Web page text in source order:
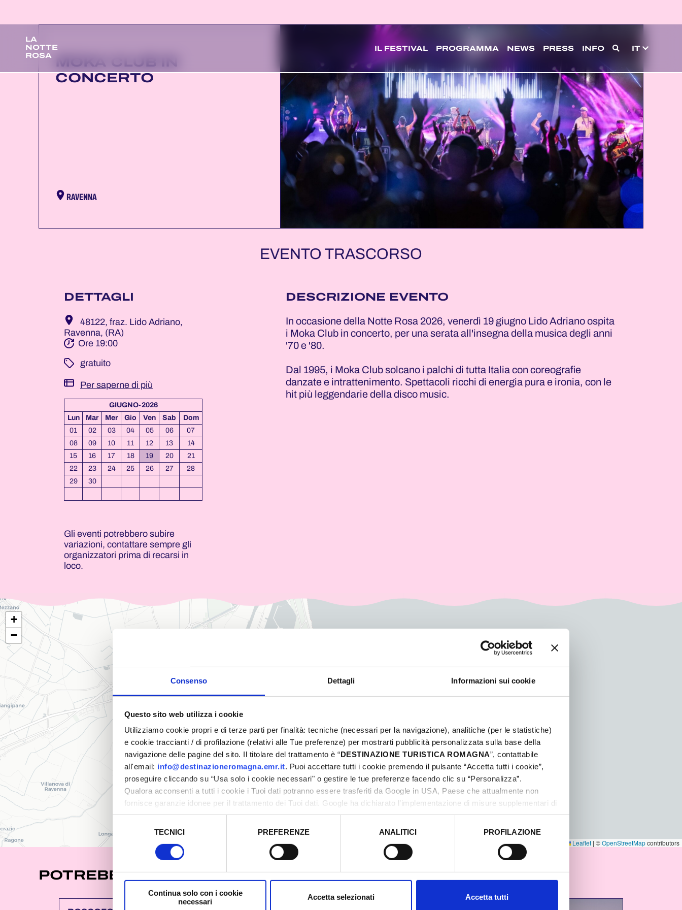
Consenso Dettagli Informazioni sui cookie
Questo sito web utilizza i cookie
Utilizziamo cookie propri e di terze parti per finalità: tecniche (necessari per la navigazione), analitiche (per le statistiche)
e cookie traccianti / di profilazione (relativi alle Tue preferenze) per mostrarti pubblicità personalizzata sulla base della
navigazione delle pagine del sito. Il titolare del trattamento è “DESTINAZIONE TURISTICA ROMAGNA”, contattabile
all'email: info@destinazioneromagna.emr.it. Puoi accettare tutti i cookie premendo il pulsante “Accetta tutti i cookie”,
proseguire cliccando su “Usa solo i cookie necessari" o gestire le tue preferenze facendo clic su “Personalizza”.
Qualora acconsenti a tutti i cookie i Tuoi dati potranno essere trasferiti da Google in USA, Paese che attualmente non
fornisce garanzie idonee per il trattamento dei Tuoi dati. Google ha dichiarato l’implementazione di misure supplementari di
sicurezza a Tutela dei navigatori, che abbiamo valutato essere sufficienti.
del
TECNICI PREFERENZE ANALITICI PROFILAZIONE
Continua solo con i cookie
necessari
Accetta selezionati Accetta tutti
LA
NOTTE
ROSA
IL FESTIVAL PROGRAMMA NEWS PRESS INFO IT
MOKA CLUB IN
CONCERTO
RAVENNA
EVENTO TRASCORSO
DETTAGLI
48122, fraz. Lido Adriano,
Ravenna, (RA)
Ore 19:00
­ gratuito
Per saperne di più
GIUGNO-2026
Lun
Mar Mer Gio Ven Sab
Dom
01
02 03 04 05 06
07
08
09 10 11 12 13
14
15
16 17 18 19 20
21
22
23 24 25 26 27
28
29
30
Gli eventi potrebbero subire
variazioni, contattare sempre gli
organizzatori prima di recarsi in
loco.
DESCRIZIONE EVENTO
In occasione della Notte Rosa 2026, venerdì 19 giugno Lido Adriano ospita
i Moka Club in concerto, per una serata all'insegna della musica degli anni
'70 e '80.
Dal 1995, i Moka Club solcano i palchi di tutta Italia con coreografie
danzate e intrattenimento. Spettacoli ricchi di energia pura e ironia, con le
hit più leggendarie della disco music.
+
−
Leaflet | ©OpenStreetMapcontributors
POTREBBE INTERESSARTI ANCHE...